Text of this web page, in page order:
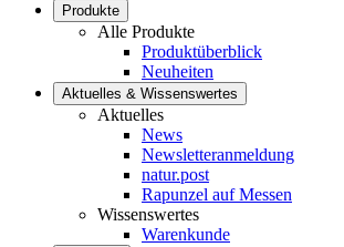
Produkte
Alle Produkte
Produktüberblick
Neuheiten
Aktuelles & Wissenswertes
Aktuelles
News
Newsletteranmeldung
natur.post
Rapunzel auf Messen
Wissenswertes
Warenkunde